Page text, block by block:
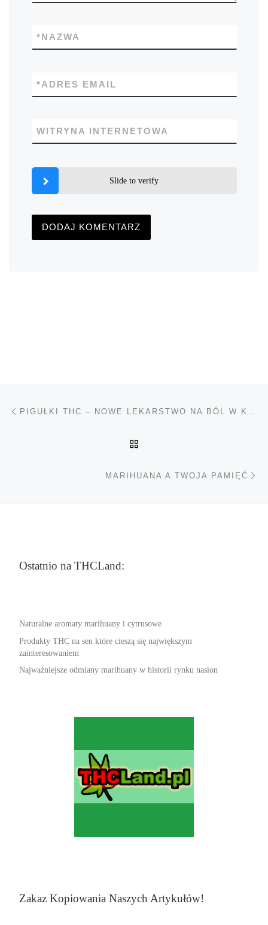
NAZWA
*
ADRES EMAIL
*
WITRYNA INTERNETOWA
Slide to verify
Nawigacja wpisu
MARIHUANA A TWOJA PAMIĘĆ
Ostatnio na THCLand:
Naturalne aromaty marihuany i cytrusowe
Produkty THC na sen które cieszą się największym
zainteresowaniem
Najważniejsze odmiany marihuany w historii rynku nasion
Zakaz Kopiowania Naszych Artykułów!